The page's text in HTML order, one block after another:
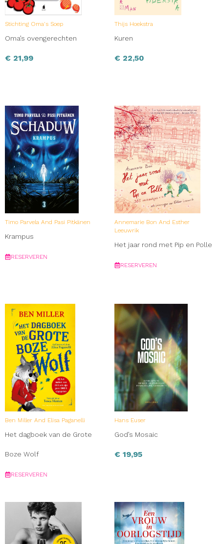
Stichting Oma's Soep
Oma’s ovengerechten
€ 21,99
Thijs Hoekstra
Kuren
€ 22,50
Timo Parvela And Pasi Pitkänen
Krampus
RESERVEREN
Annemarie Bon And Esther
Leeuwrik
Het jaar rond met Pip en Polle
RESERVEREN
Ben Miller And Elisa Paganelli
Het dagboek van de Grote
Boze Wolf
RESERVEREN
Hans Euser
God’s Mosaic
€ 19,95